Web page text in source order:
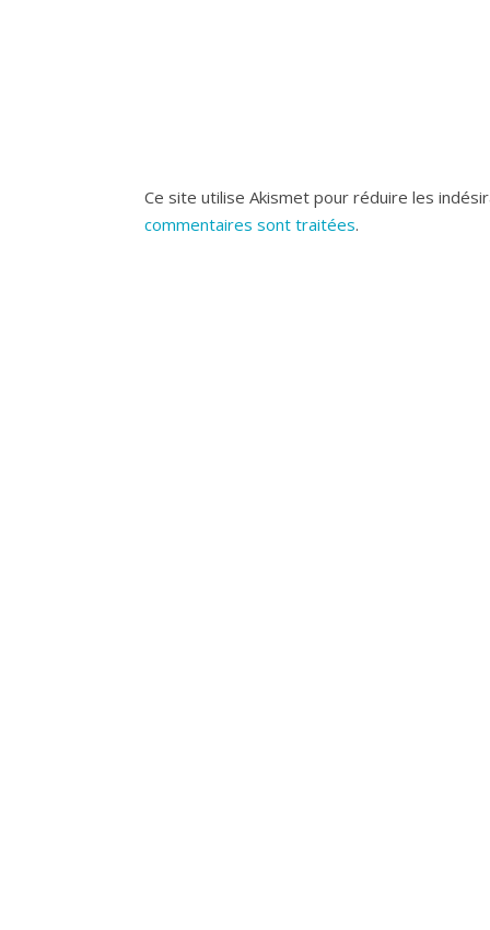
Ce site utilise Akismet pour réduire les
commentaires sont traitées.